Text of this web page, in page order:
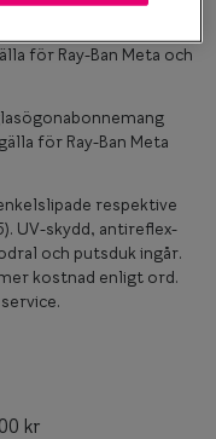
Trender
för Ray-Ban Meta och
för Ray-Ban Meta
respektive
UV-skydd, antireflex-
och putsduk ingår.
kostnad enligt ord.
kr